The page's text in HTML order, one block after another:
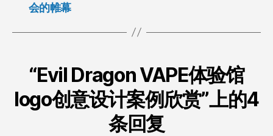
会的帷幕
“Evil Dragon VAPE体验馆
logo创意设计案例欣赏”上的4
条回复